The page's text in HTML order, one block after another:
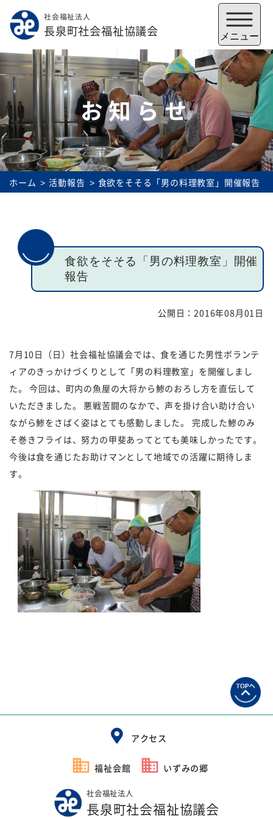
社会福祉法人
長泉町社会福祉協議会 メニュー
メニューを閉じる
社協とは サービス
採用 あゆみ（沿革）
お問い合せ お知らせ
行事予定 リンク
プライバシーポリシー
カスタマーハラスメントに
対する基本方針
免責事項
お知らせ
ホーム 活動報告 食欲をそそる「男の料理教室」開催報告
食欲をそそる「男の料理教室」開催
報告
公開日：2016年08月01日
7月10日（日）社会福祉協議会では、食を通じた男性ボランテ
ィアのきっかけづくりとして「男の料理教室」を開催しまし
た。 今回は、町内の魚屋の大将から鯵のおろし方を直伝して
いただきました。 悪戦苦闘のなかで、声を掛け合い助け合い
ながら鯵をさばく姿はとても感動しました。 完成した鯵のみ
そ巻きフライは、努力の甲斐あってとても美味しかったです。
今後は食を通じたお助けマンとして地域での活躍に期待しま
す。
アクセス
福祉会館 いずみの郷
社会福祉法人
長泉町社会福祉協議会